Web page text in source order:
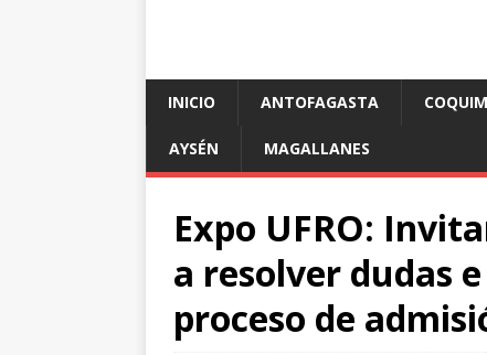
INICIO ANTOFAGASTA
AYSÉN MAGALLANES
Expo UFRO:
a resolver dudas
proceso de